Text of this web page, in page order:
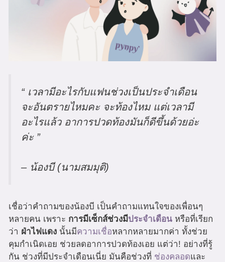
“ เวลามีอะไรกับแฟนช่วงเป็นประจำเดือน
จะอันตรายไหมคะ จะท้องไหม แต่เวลามี
อะไรแล้ว อาการปวดท้องมันก็ดีขึ้นด้วยอ่ะ
ค่ะ ”
– น้องบี (นามสมมุติ)
เชื่อว่าคำถามของน้องบี เป็นคำถามแทนใจของเพื่อนๆ
หลายคน เพราะ การมีเซ็กส์ช่วงมีประจำเดือน หรือที่เรียก
ว่า ฝ่าไฟแดง นั้นมีความเชื่อหลากหลายมากค่า ทั้งช่วย
คุมกำเนิดเอย ช่วยลดอาการปวดท้องเอย แต่ว่า! อย่างที่รู้
กัน ช่วงที่มีประจำเดือนเนี่ย มันคือช่วงที่ ช่องคลอดและ